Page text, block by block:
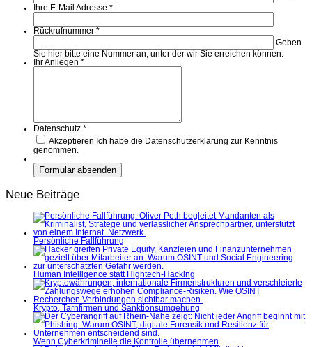
Ihre E-Mail Adresse *
Rückrufnummer *
Geben
Sie hier bitte eine Nummer an, unter der wir Sie erreichen können.
Ihr Anliegen *
Datenschutz *
Akzeptieren Ich habe die Datenschutzerklärung zur Kenntnis
genommen.
Neue Beiträge
Persönliche Fallführung
Human Intelligence statt Hightech-Hacking
Krypto, Tarnfirmen und Sanktionsumgehung
Wenn Cyberkriminelle die Kontrolle übernehmen